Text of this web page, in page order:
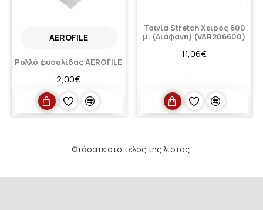
AEROFILE
Ρολλό φυσαλίδας AEROFILE
2,00€
Ταινία Stretch Χειρός 600
μ. (Διάφανη) (VAR206600)
11,06€
Φτάσατε στο τέλος της λίστας.